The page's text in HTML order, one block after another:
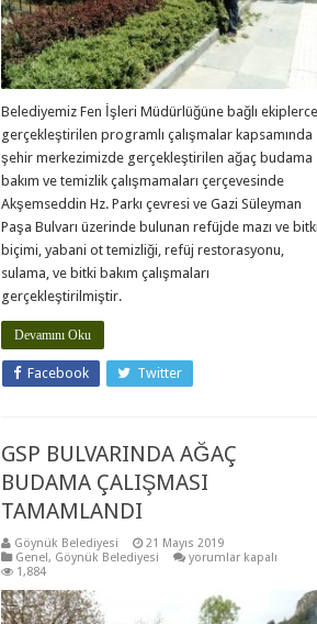
Belediyemiz Fen İşleri Müdürlüğüne bağlı ekiplerce
gerçekleştirilen programlı çalışmalar kapsamında
şehir merkezimizde gerçekleştirilen ağaç budama
bakım ve temizlik çalışmamaları çerçevesinde
Akşemseddin Hz. Parkı çevresi ve Gazi Süleyman
Paşa Bulvarı üzerinde bulunan refüjde mazı ve bitki
biçimi, yabani ot temizliği, refüj restorasyonu,
sulama, ve bitki bakım çalışmaları
gerçekleştirilmiştir.
Devamını Oku
Facebook Twitter
GSP BULVARINDA AĞAÇ
BUDAMA ÇALIŞMASI
TAMAMLANDI
Göynük Belediyesi
21 Mayıs 2019
Genel, Göynük Belediyesi
GSP
BUDAMA
ÇALIŞMASI
yorumlar kapalı
1,884